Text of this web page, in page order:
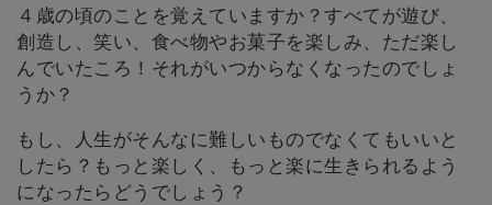
４歳の頃のことを覚えていますか？すべてが遊び、
創造し、笑い、食べ物やお菓子を楽しみ、ただ楽し
んでいたころ！それがいつからなくなったのでしょ
うか？
もし、人生がそんなに難しいものでなくてもいいと
したら？もっと楽しく、もっと楽に生きられるよう
になったらどうでしょう？